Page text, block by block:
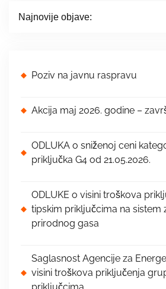
Najnovije objave:
Poziv na javnu raspravu
Akcija maj 2026. godine –
ODLUKA o sniženoj ceni
priključka G4 od 21.05.2026.
ODLUKE o visini troškova
tipskim priključcima na sistem
prirodnog gasa
Saglasnost Agencije za
visini troškova priključenja